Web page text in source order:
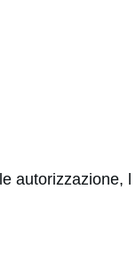
autorizzazione, l